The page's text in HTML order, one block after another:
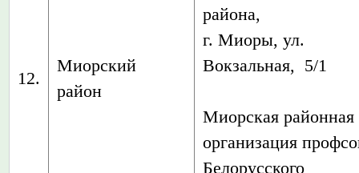
12.
Миорский
район
района,
г. Миоры, ул.
Вокзальная, 5/1
Миорская районная
организация
Белорусского